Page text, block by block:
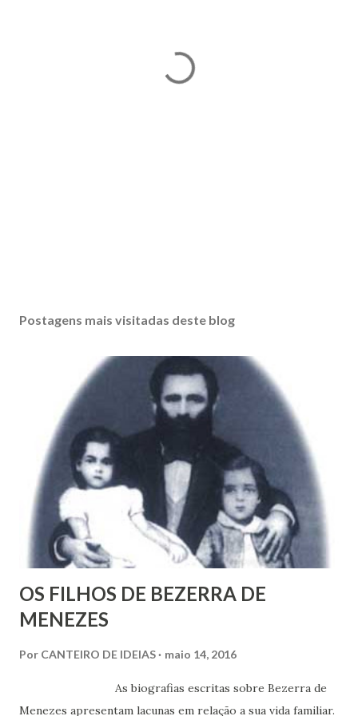
Postagens mais visitadas deste blog
OS FILHOS DE BEZERRA DE
MENEZES
Por CANTEIRO DE IDEIAS maio 14, 2016
As biografias escritas sobre Bezerra de
Menezes apresentam lacunas em relação a sua vida familiar.